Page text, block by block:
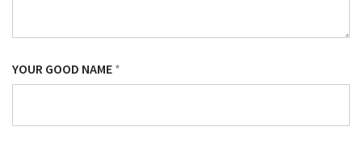
YOUR GOOD NAME *